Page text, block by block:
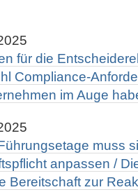
für die
Compliance-
im Auge
muss
anpassen /
Bereitschaft zur